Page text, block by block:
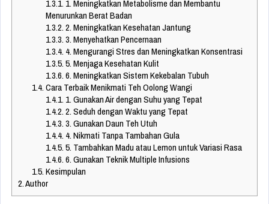
1.3.1. 1. Meningkatkan Metabolisme dan Membantu
Menurunkan Berat Badan
1.3.2.2. Meningkatkan Kesehatan Jantung
1.3.3.3. Menyehatkan Pencernaan
1.3.4. 4. Mengurangi Stres dan Meningkatkan Konsentrasi
1.3.5.5. Menjaga Kesehatan Kulit
1.3.6.6. Meningkatkan Sistem Kekebalan Tubuh
1.4.Cara Terbaik Menikmati Teh Oolong Wangi
1.4.1. 1. Gunakan Air dengan Suhu yang Tepat
1.4.2.2. Seduh dengan Waktu yang Tepat
1.4.3.3. Gunakan Daun Teh Utuh
1.4.4. 4. Nikmati Tanpa Tambahan Gula
1.4.5.5. Tambahkan Madu atau Lemon untuk Variasi Rasa
1.4.6.6. Gunakan Teknik Multiple Infusions
1.5.Kesimpulan
2.Author